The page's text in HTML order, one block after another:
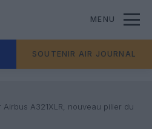
MENU
SOUTENIR AIR JOURNAL
A321XLR, nouveau pilier du